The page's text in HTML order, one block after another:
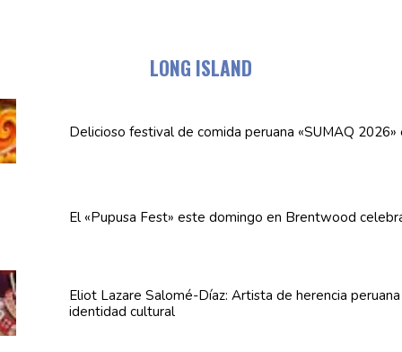
LONG ISLAND
Delicioso festival de comida peruana «SUMAQ
El «Pupusa Fest» este domingo en Brentwood
Eliot Lazare Salomé-Díaz: Artista de herencia
identidad cultural